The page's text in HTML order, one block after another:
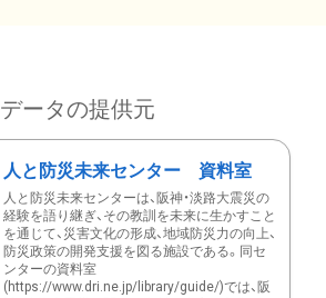
データの提供元
人と防災未来センター 資料室
人と防災未来センターは、阪神・淡路大震災の
経験を語り継ぎ、その教訓を未来に生かすこと
を通じて、災害文化の形成、地域防災力の向上、
防災政策の開発支援を図る施設である。同セ
ンターの資料室
(https://www.dri.ne.jp/library/guide/)では、阪